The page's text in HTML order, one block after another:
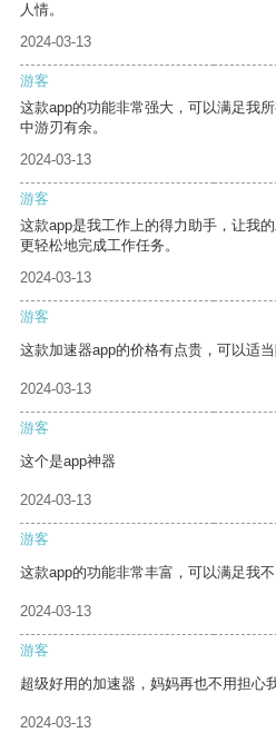
人情。
2024-03-13
游客
这款app的功能非常强大，可以满足我
中游刃有余。
2024-03-13
游客
这款app是我工作上的得力助手，让我
更轻松地完成工作任务。
2024-03-13
游客
这款加速器app的价格有点贵，可以适
2024-03-13
游客
这个是app神器
2024-03-13
游客
这款app的功能非常丰富，可以满足我不
2024-03-13
游客
超级好用的加速器，妈妈再也不用担心
2024-03-13